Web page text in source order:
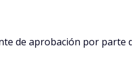
de aprobación por parte